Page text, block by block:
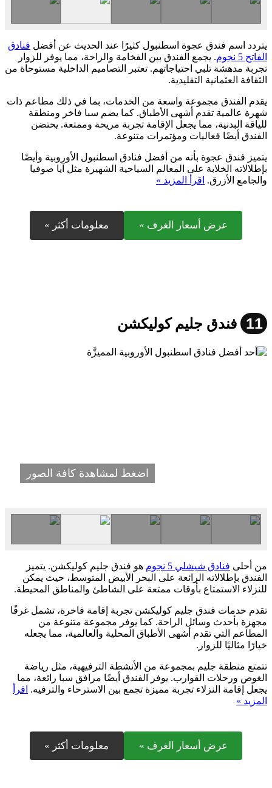
يتردد اسم فندق عجوة اسطنبول كثيرًا عند الحديث عن أفضل فنادق
الفاتح 5 نجوم
. يجمع الفندق بين الفخامة والراحة، مما يوفر للزوار
تجربة مدهشة تلبي احتياجاتهم. تعتبر التصاميم الداخلية مستوحاة من
الثقافة العثمانية التقليدية.
يقدم الفندق مجموعة واسعة من الخدمات، بما في ذلك مطاعم ذات
شهرة عالمية تقدم أشهى الأطباق. كما يضم سبا فاخر ومنطقة
للياقة البدنية، مما يجعل الإقامة تجربة مريحة وممتعة. يحتضن
الفندق أيضًا فعاليات ومؤتمرات متنوعة.
يتميز فندق عجوة بأنه من أفضل فنادق اسطنبول الأوروبية وأيضًا
بإطلالاته الخلابة على المعالم السياحية الشهيرة مثل آيا صوفيا
والجامع الأزرق. اقرأ المزيد »
عرض أسعار الغرف » معلومات أكثر »
11 فندق جليم كوليكشن
اضغط لمشاهدة كافة الصور
من أحلى فنادق شيشلي 5 نجوم
هو فندق جليم كوليكشن. يتميز
الفندق بإطلالاته الرائعة على البحر الأبيض المتوسط، حيث يمكن
للنزلاء الاستمتاع بأوقات ممتعة على الشاطئ والمناطق المحيطة.
تقدم خدمات فندق جليم كوليكشن تجربة إقامة فاخرة، تشمل غرفًا
مجهزة بأحدث وسائل الراحة. كما يوفر مجموعة متنوعة من
المطاعم التي تقدم أشهى الأطباق المحلية والعالمية، مما يجعله
خيارًا مثاليًا للزوار.
تتمتع منطقة جليم بمجموعة من الأنشطة الترفيهية، مثل رياضة
الغوص ورحلات القوارب. يوفر الفندق أيضًا مرافق سبا رائعة، مما
يجعل إقامة النزلاء تجربة مميزة تجمع بين الاسترخاء والترفيه. اقرأ
المزيد »
عرض أسعار الغرف » معلومات أكثر »